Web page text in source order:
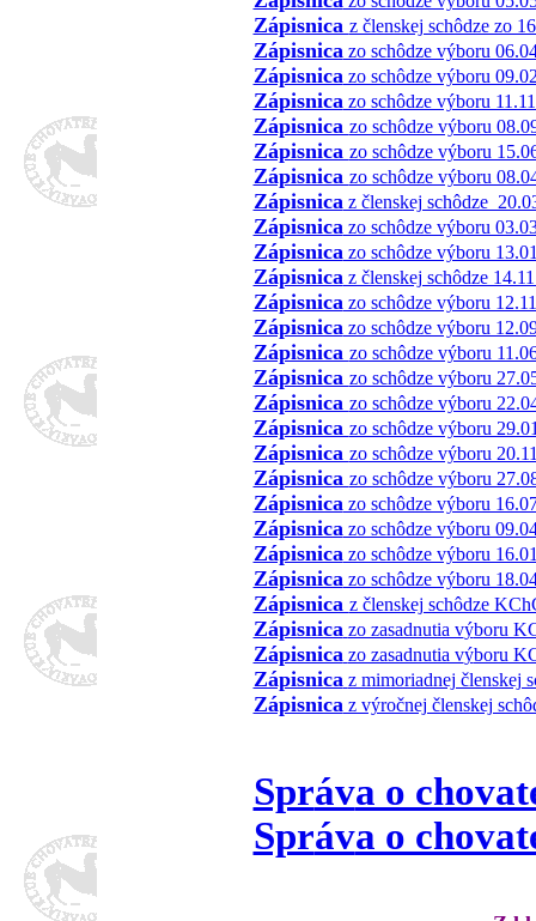
Zápisnica z členskej schôdze zo
Zápisnica zo schôdze výboru
Zápisnica zo schôdze výboru
Zápisnica zo schôdze výboru
Zápisnica zo schôdze výboru
Zápisnica zo schôdze výboru
Zápisnica zo schôdze výboru
Zápisnica z členskej schôdze
Zápisnica zo schôdze výboru
Zápisnica zo schôdze výboru
Zápisnica z členskej schôdze
Zápisnica zo schôdze výboru
Zápisnica zo schôdze výboru
Zápisnica zo schôdze výboru
Zápisnica zo schôdze výboru
Zápisnica zo schôdze výboru
Zápisnica zo schôdze výboru
Zápisnica zo schôdze výboru
Zápisnica zo schôdze výboru
Zápisnica zo schôdze výboru
Zápisnica zo schôdze výboru
Zápisnica zo schôdze výboru
Zápisnica zo schôdze výboru
Zápisnica z členskej schôdze
Zápisnica zo zasadnutia výboru
Zápisnica zo zasadnutia výboru
Zápisnica z mimoriadnej členskej
Zápisnica z výročnej členskej
Správa o
Správa o